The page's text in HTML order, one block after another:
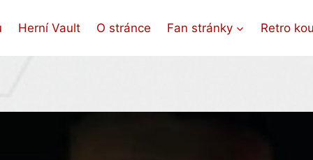
Herní Vault O stránce Fan stránky Retro